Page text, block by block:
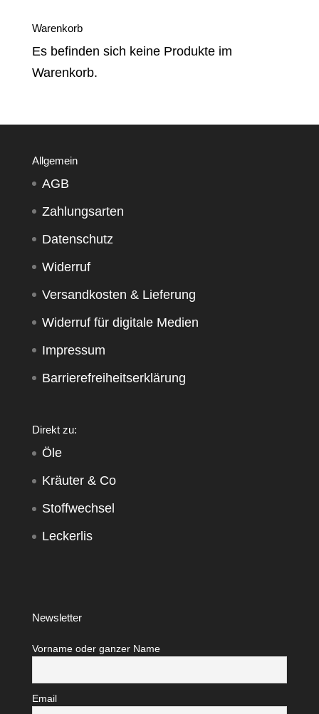
Warenkorb
Es befinden sich keine Produkte im
Warenkorb.
Allgemein
AGB
Zahlungsarten
Datenschutz
Widerruf
Versandkosten & Lieferung
Widerruf für digitale Medien
Impressum
Barrierefreiheitserklärung
Direkt zu:
Öle
Kräuter & Co
Stoffwechsel
Leckerlis
Newsletter
Vorname oder ganzer Name
Email